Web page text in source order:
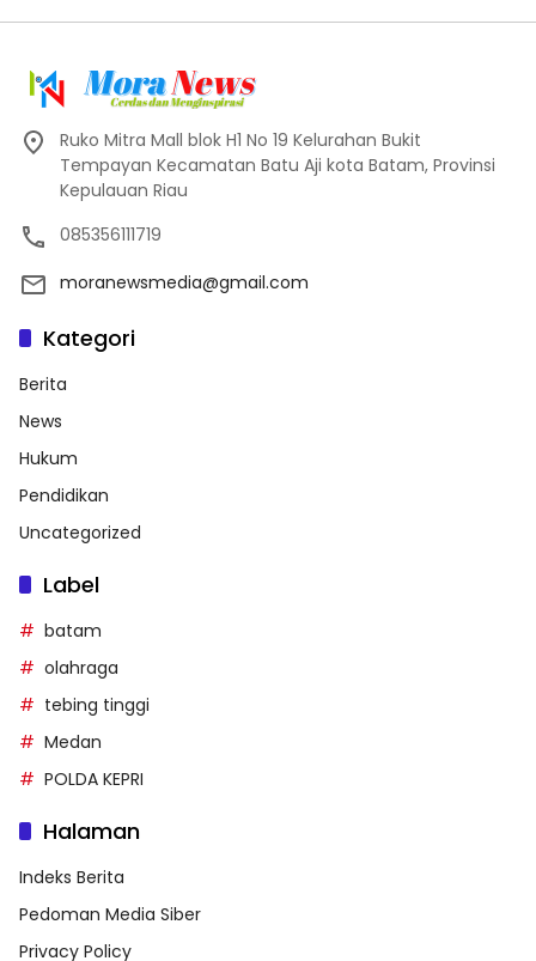
Ruko Mitra Mall blok H1 No 19 Kelurahan Bukit
Tempayan Kecamatan Batu Aji kota Batam, Provinsi
Kepulauan Riau
085356111719
moranewsmedia@gmail.com
Kategori
Berita
News
Hukum
Pendidikan
Uncategorized
Label
batam
olahraga
tebing tinggi
Medan
POLDA KEPRI
Halaman
Indeks Berita
Pedoman Media Siber
Privacy Policy